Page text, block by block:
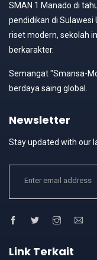
SMAN 1 Manado di
pendidikan di Sulawesi
riset modern, sekolah
berkarakter.
Semangat "Smansa-
berdaya saing global.
Newsletter
Stay updated with our
Link Terkait